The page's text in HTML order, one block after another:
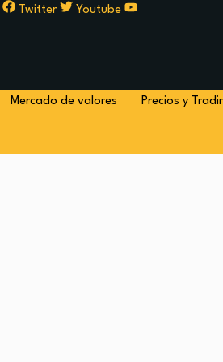
Twitter Youtube
Mercado de valores Precios y